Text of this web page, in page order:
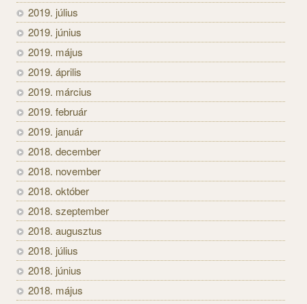
2019. július
2019. június
2019. május
2019. április
2019. március
2019. február
2019. január
2018. december
2018. november
2018. október
2018. szeptember
2018. augusztus
2018. július
2018. június
2018. május